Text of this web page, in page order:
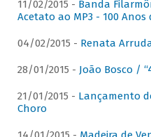
11/02/2015 - Banda
Acetato ao MP3 - 100
04/02/2015 - Renata
28/01/2015 - João Bosco /
21/01/2015 - Lançamento
Choro